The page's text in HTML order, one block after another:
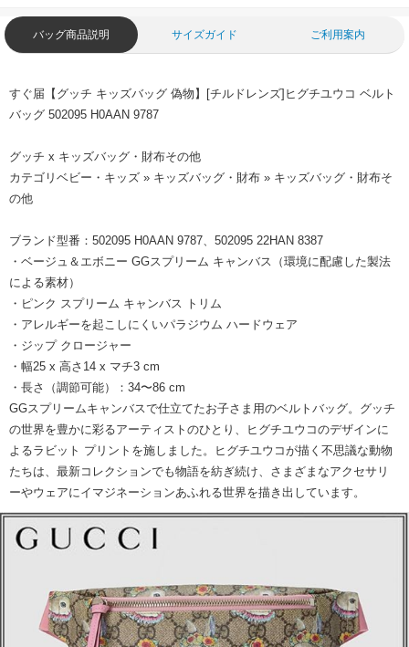
バッグ商品説明 サイズガイド ご利用案内
すぐ届【グッチ キッズバッグ 偽物】[チルドレンズ]ヒグチユウコ ベルト
バッグ 502095 H0AAN 9787
グッチ x キッズバッグ・財布その他
カテゴリベビー・キッズ » キッズバッグ・財布 » キッズバッグ・財布そ
の他
ブランド型番：502095 H0AAN 9787、502095 22HAN 8387
・ベージュ＆エボニー GGスプリーム キャンバス（環境に配慮した製法
による素材）
・ピンク スプリーム キャンバス トリム
・アレルギーを起こしにくいパラジウム ハードウェア
・ジップ クロージャー
・幅25 x 高さ14 x マチ3 cm
・長さ（調節可能）：34〜86 cm
GGスプリームキャンバスで仕立てたお子さま用のベルトバッグ。グッチ
の世界を豊かに彩るアーティストのひとり、ヒグチユウコのデザインに
よるラビット プリントを施しました。ヒグチユウコが描く不思議な動物
たちは、最新コレクションでも物語を紡ぎ続け、さまざまなアクセサリ
ーやウェアにイマジネーションあふれる世界を描き出しています。